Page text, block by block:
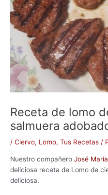
Receta de lomo
salmuera
/Ciervo, Lomo,Tus Recetas /
Nuestro compañeroJosé
deliciosa receta de Lomo de
deliciosa.